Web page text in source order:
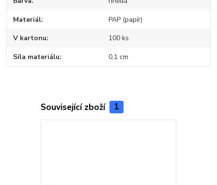
Materiál PAP (papír)
V kartonu 100 ks
Síla materiálu 0,1 cm
Související zboží 1